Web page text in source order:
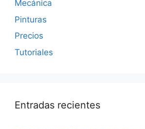
Mecánica
Pinturas
Precios
Tutoriales
Entradas recientes